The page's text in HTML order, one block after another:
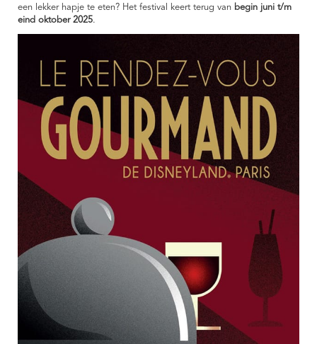
een lekker hapje te eten? Het festival keert terug van begin juni t/m
eind oktober 2025.